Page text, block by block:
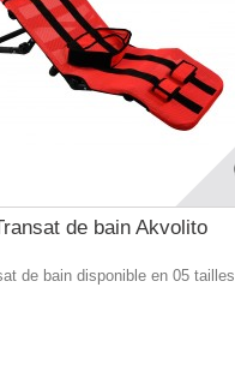
de bain Akvolito
de bain disponible en 05 tailles